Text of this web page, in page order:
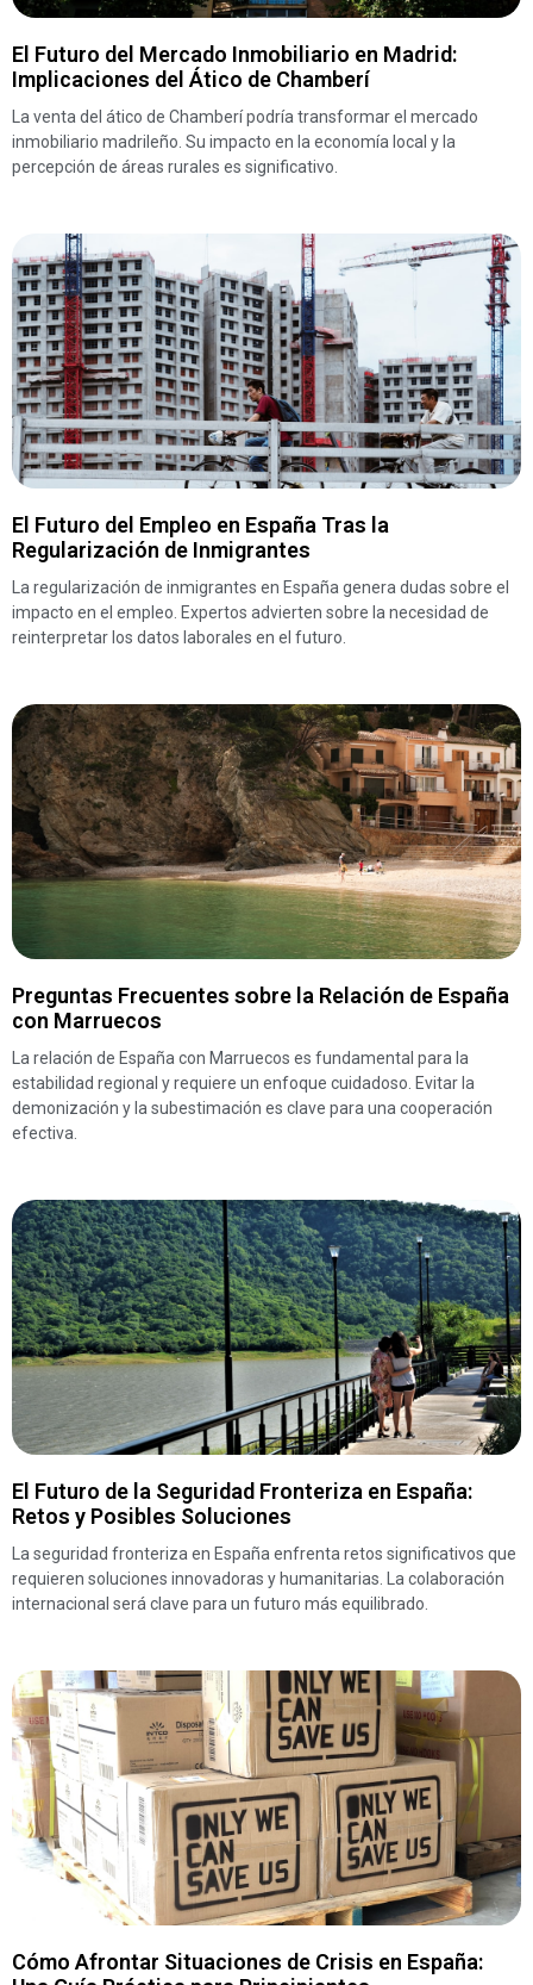
El Futuro del Mercado Inmobiliario en Madrid:
Implicaciones del Ático de Chamberí
La venta del ático de Chamberí podría transformar el mercado
inmobiliario madrileño. Su impacto en la economía local y la
percepción de áreas rurales es significativo.
El Futuro del Empleo en España Tras la
Regularización de Inmigrantes
La regularización de inmigrantes en España genera dudas sobre el
impacto en el empleo. Expertos advierten sobre la necesidad de
reinterpretar los datos laborales en el futuro.
Preguntas Frecuentes sobre la Relación de España
con Marruecos
La relación de España con Marruecos es fundamental para la
estabilidad regional y requiere un enfoque cuidadoso. Evitar la
demonización y la subestimación es clave para una cooperación
efectiva.
El Futuro de la Seguridad Fronteriza en España:
Retos y Posibles Soluciones
La seguridad fronteriza en España enfrenta retos significativos que
requieren soluciones innovadoras y humanitarias. La colaboración
internacional será clave para un futuro más equilibrado.
Cómo Afrontar Situaciones de Crisis en España: